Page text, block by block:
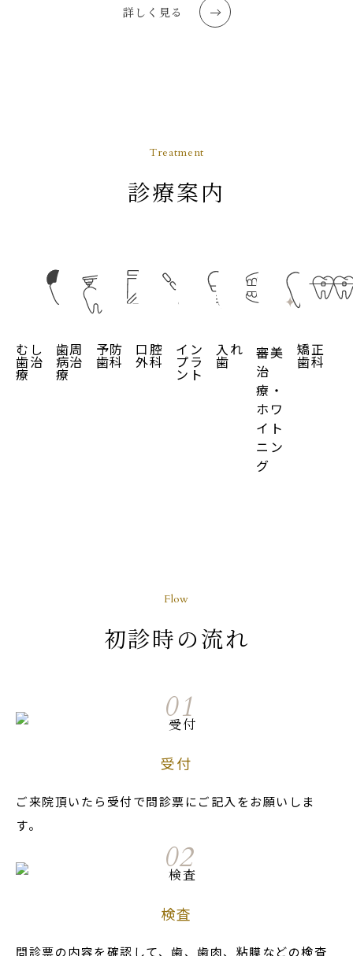
詳しく見る
Treatment
診療案内
むし
歯治
療
歯周
病治
療
予防
歯科
口腔
外科
イン
プラ
ント
入れ
歯
審美
治
療・
ホワ
イト
ニン
グ
矯正
歯科
Flow
初診時の流れ
01
受付
ご来院頂いたら受付で問診票にご記入をお願いしま
す。
02
検査
問診票の内容を確認して、歯、歯肉、粘膜などの検査